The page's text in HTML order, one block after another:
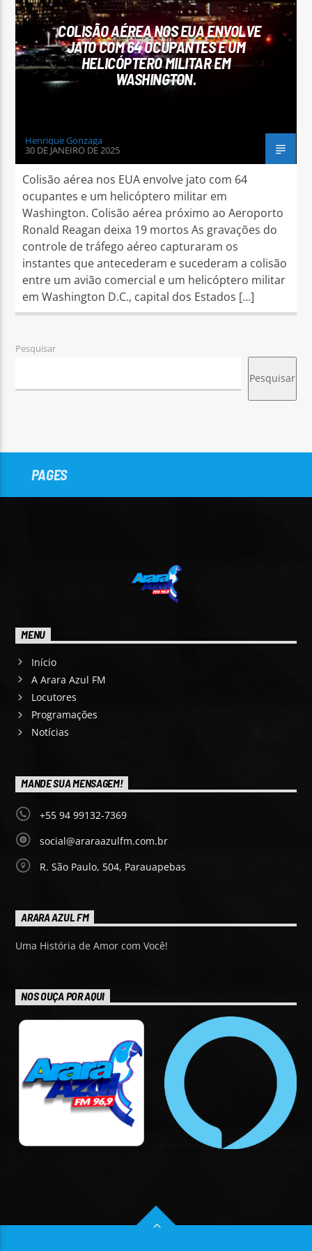
COLISÃO AÉREA NOS EUA ENVOLVE
JATO COM 64 OCUPANTES E UM
HELICÓPTERO MILITAR EM
WASHINGTON.
Henrique Gonzaga
30 DE JANEIRO DE 2025
Colisão aérea nos EUA envolve jato com 64
ocupantes e um helicóptero militar em
Washington. Colisão aérea próximo ao Aeroporto
Ronald Reagan deixa 19 mortos As gravações do
controle de tráfego aéreo capturaram os
instantes que antecederam e sucederam a colisão
entre um avião comercial e um helicóptero militar
em Washington D.C., capital dos Estados […]
Pesquisar
Pesquisar
PAGES
MENU
Início
A Arara Azul FM
Locutores
Programações
Notícias
MANDE SUA MENSAGEM!
+55 94 99132-7369
social@araraazulfm.com.br
R. São Paulo, 504, Parauapebas
ARARA AZUL FM
Uma História de Amor com Você!
NOS OUÇA POR AQUI